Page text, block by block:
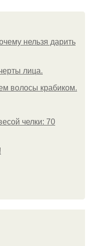
нельзя дарить
лица.
волосы крабиком.
челки: 70